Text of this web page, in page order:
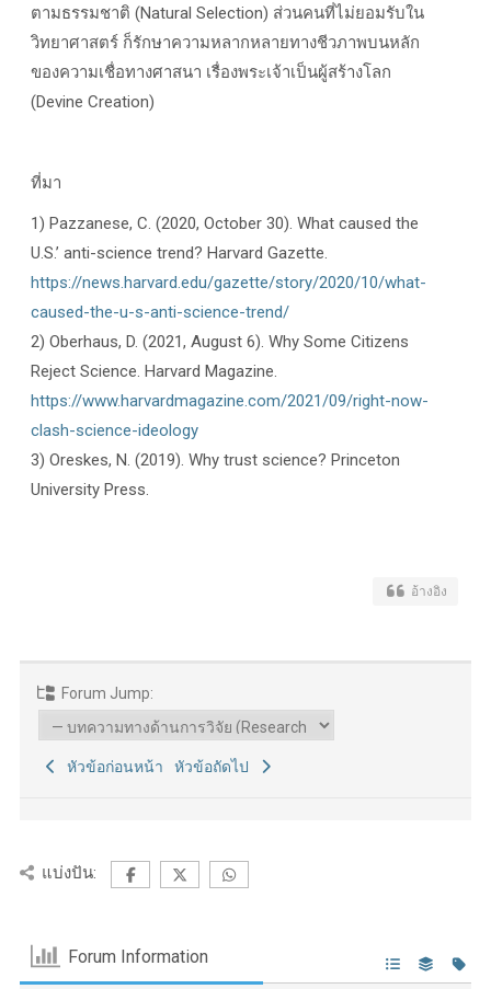
ตามธรรมชาติ (Natural Selection) ส่วนคนที่ไม่ยอมรับใน
วิทยาศาสตร์ ก็รักษาความหลากหลายทางชีวภาพบนหลัก
ของความเชื่อทางศาสนา เรื่องพระเจ้าเป็นผู้สร้างโลก
(Devine Creation)
ที่มา
1) Pazzanese, C. (2020, October 30). What caused the
U.S.’ anti-science trend? Harvard Gazette.
https://news.harvard.edu/gazette/story/2020/10/what-
caused-the-u-s-anti-science-trend/
2) Oberhaus, D. (2021, August 6). Why Some Citizens
Reject Science. Harvard Magazine.
https://www.harvardmagazine.com/2021/09/right-now-
clash-science-ideology
3) Oreskes, N. (2019). Why trust science? Princeton
University Press.
อ้างอิง
Forum Jump:
หัวข้อก่อนหน้า หัวข้อถัดไป
แบ่งปัน:
Forum Information